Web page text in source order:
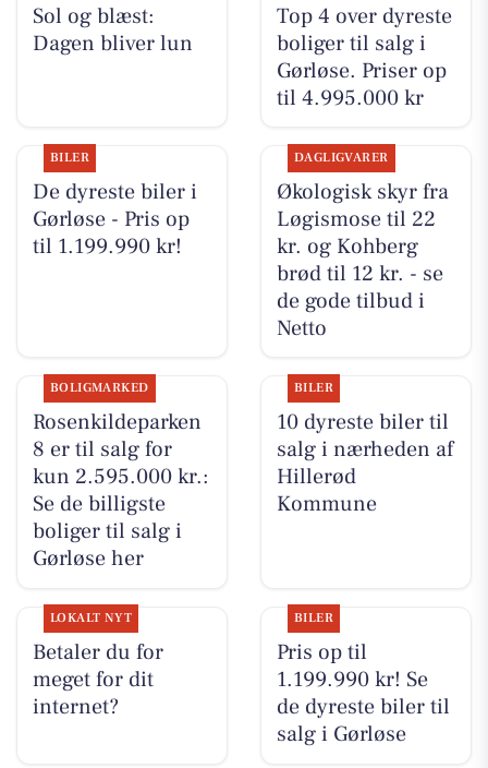
Sol og blæst:
Dagen bliver lun
Top 4 over dyreste
boliger til salg i
Gørløse. Priser op
til 4.995.000 kr
BILER
De dyreste biler i
Gørløse - Pris op
til 1.199.990 kr!
DAGLIGVARER
Økologisk skyr fra
Løgismose til 22
kr. og Kohberg
brød til 12 kr. - se
de gode tilbud i
Netto
BOLIGMARKED
Rosenkildeparken
8 er til salg for
kun 2.595.000 kr.:
Se de billigste
boliger til salg i
Gørløse her
BILER
10 dyreste biler til
salg i nærheden af
Hillerød
Kommune
LOKALT NYT
Betaler du for
meget for dit
internet?
BILER
Pris op til
1.199.990 kr! Se
de dyreste biler til
salg i Gørløse